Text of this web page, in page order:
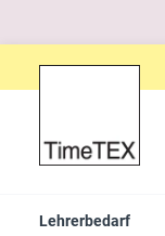
Lehrerbedarf